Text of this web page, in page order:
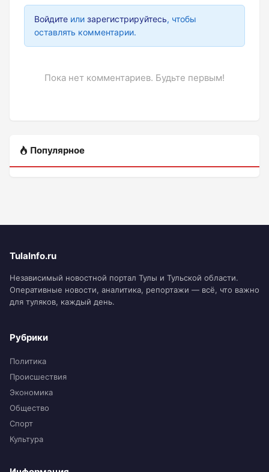
Войдите или зарегистрируйтесь, чтобы
оставлять комментарии.
Пока нет комментариев. Будьте первым!
Популярное
TulaInfo.ru
Независимый новостной портал Тулы и Тульской области.
Оперативные новости, аналитика, репортажи — всё, что важно
для туляков, каждый день.
Рубрики
Политика
Происшествия
Экономика
Общество
Спорт
Культура